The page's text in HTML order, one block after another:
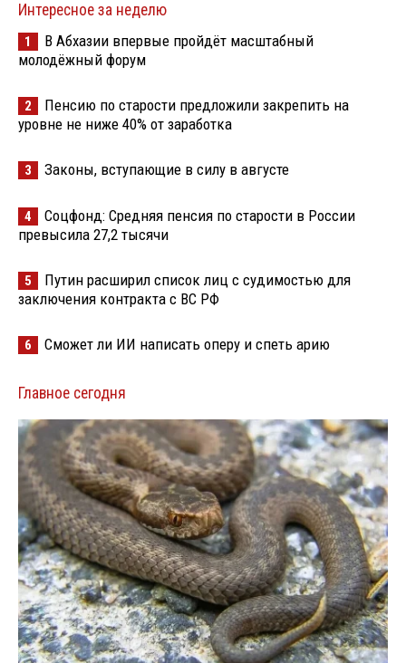
Интересное за неделю
1
В Абхазии впервые пройдёт масштабный
молодёжный форум
2
Пенсию по старости предложили закрепить на
уровне не ниже 40% от заработка
3 Законы, вступающие в силу в августе
4
Соцфонд: Средняя пенсия по старости в России
превысила 27,2 тысячи
5
Путин расширил список лиц с судимостью для
заключения контракта с ВС РФ
6 Сможет ли ИИ написать оперу и спеть арию
Главное сегодня